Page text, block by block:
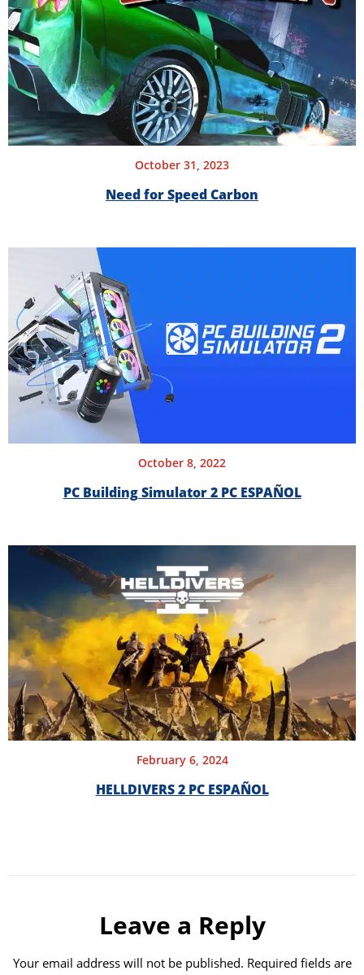
October 31, 2023
Need for Speed Carbon
October 8, 2022
PC Building Simulator 2 PC ESPAÑOL
February 6, 2024
HELLDIVERS 2 PC ESPAÑOL
Leave a Reply
Your email address will not be published. Required fields are